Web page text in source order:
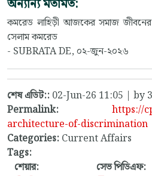
অন্যান্য মতামত:
কমরেড লাহিড়ী আজকের সমাজ
সেলাম কমরেড
- SUBRATA DE, ০২-জুন-২০২৬
শেষ এডিট:: 02-Jun-26 11:05 | by 3
Permalink:
https://
architecture-of-discrimination
Categories: Current Affairs
Tags:
শেয়ার:
সেভ পিডিএফ: